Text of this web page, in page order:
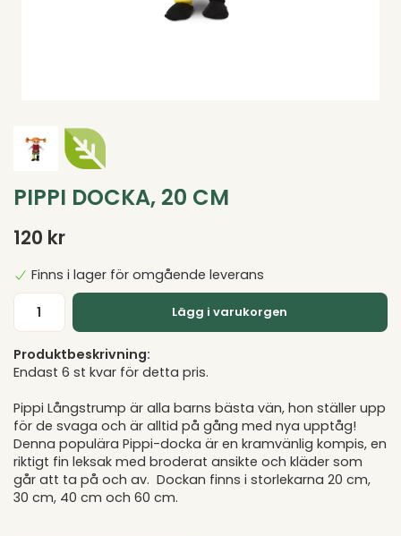
PIPPI DOCKA, 20 CM
120 kr
Finns i lager för omgående leverans
Lägg i varukorgen
Produktbeskrivning:
Endast 6 st kvar för detta pris.
Pippi Långstrump är alla barns bästa vän, hon ställer upp
för de svaga och är alltid på gång med nya upptåg!
Denna populära Pippi-docka är en kramvänlig kompis, en
riktigt fin leksak med broderat ansikte och kläder som
går att ta på och av. Dockan finns i storlekarna 20 cm,
30 cm, 40 cm och 60 cm.